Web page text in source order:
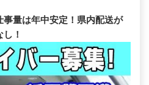
量は年中安定！県内配送が
！